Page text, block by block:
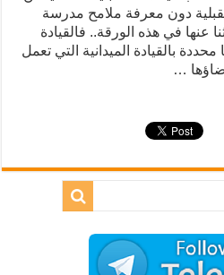
دون معرفة ملامح مدرسة
عنها في هذه الورقة.. فالقيادة
بالقيادة الميدانية التي تعمل
…